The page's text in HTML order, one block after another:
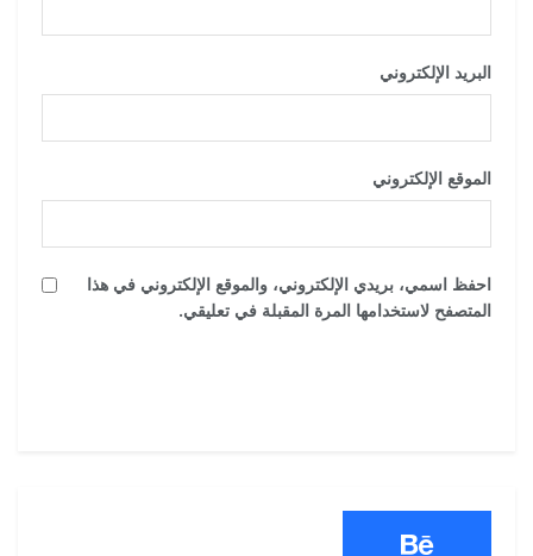
البريد الإلكتروني
الموقع الإلكتروني
احفظ اسمي، بريدي الإلكتروني، والموقع الإلكتروني في هذا
المتصفح لاستخدامها المرة المقبلة في تعليقي.